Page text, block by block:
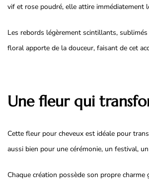
vif et rose poudré, elle attire immédiatement
Les rebords légèrement scintillants,
floral apporte de la douceur, faisant de cet
Une fleur qui
Cette fleur pour cheveux est idéale pour
aussi bien pour une cérémonie, un festival,
Chaque création possède son propre